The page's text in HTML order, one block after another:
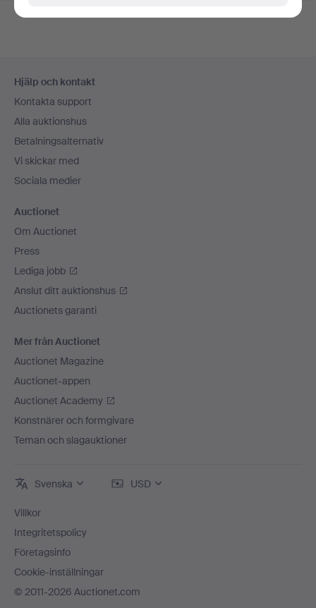
Hjälp och kontakt
Kontakta support
Alla auktionshus
Betalningsalternativ
Vi skickar med
Sociala medier
Auctionet
Om Auctionet
Press
Lediga jobb
Anslut ditt auktionshus
Auctionets garanti
Mer från Auctionet
Auctionet Magazine
Auctionet-appen
Auctionet Academy
Konstnärer och formgivare
Teman och slagauktioner
Svenska USD
Villkor
Integritetspolicy
Företagsinfo
Cookie-inställningar
© 2011-2026 Auctionet.com